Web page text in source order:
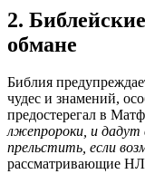
2.
обмане
Библия
чудес и знамений,
предостерегал в
лжепророки, и дадут
прельстить, если
рассматривающие